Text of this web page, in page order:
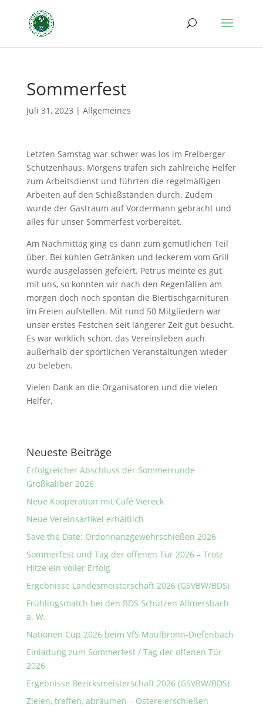
Sommerfest
Juli 31, 2023 | Allgemeines
Letzten Samstag war schwer was los im Freiberger
Schützenhaus. Morgens trafen sich zahlreiche Helfer
zum Arbeitsdienst und führten die regelmäßigen
Arbeiten auf den Schießständen durch. Zudem
wurde der Gastraum auf Vordermann gebracht und
alles für unser Sommerfest vorbereitet.
Am Nachmittag ging es dann zum gemütlichen Teil
über. Bei kühlen Getränken und leckerem vom Grill
wurde ausgelassen gefeiert. Petrus meinte es gut
mit uns, so konnten wir nach den Regenfällen am
morgen doch noch spontan die Biertischgarnituren
im Freien aufstellen. Mit rund 50 Mitgliedern war
unser erstes Festchen seit längerer Zeit gut besucht.
Es war wirklich schön, das Vereinsleben auch
außerhalb der sportlichen Veranstaltungen wieder
zu beleben.
Vielen Dank an die Organisatoren und die vielen
Helfer.
Neueste Beiträge
Erfolgreicher Abschluss der Sommerrunde
Großkaliber 2026
Neue Kooperation mit Café Viereck
Neue Vereinsartikel erhältlich
Save the Date: Ordonnanzgewehrschießen 2026
Sommerfest und Tag der offenen Tür 2026 – Trotz
Hitze ein voller Erfolg
Ergebnisse Landesmeisterschaft 2026 (GSVBW/BDS)
Frühlingsmatch bei den BDS Schützen Allmersbach
a. W.
Nationen Cup 2026 beim VfS Maulbronn-Diefenbach
Einladung zum Sommerfest / Tag der offenen Tür
2026
Ergebnisse Bezirksmeisterschaft 2026 (GSVBW/BDS)
Zielen, treffen, abräumen – Ostereierschießen